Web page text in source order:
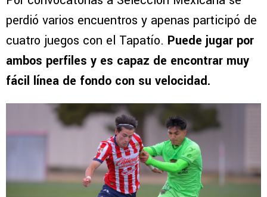
perdió varios encuentros y apenas participó de
cuatro juegos con el Tapatío. Puede jugar por
ambos perfiles y es capaz de encontrar muy
fácil línea de fondo con su velocidad.